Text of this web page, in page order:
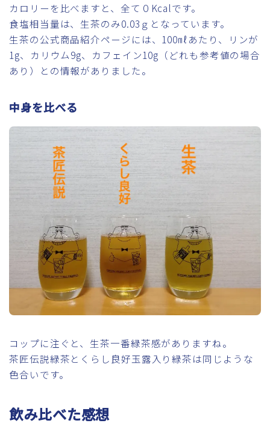
カロリーを比べますと、全て０Kcalです。
食塩相当量は、生茶のみ0.03ｇとなっています。
生茶の公式商品紹介ページには、100㎖あたり、リンが
1g、カリウム9g、カフェイン10g（どれも参考値の場合
あり）との情報がありました。
中身を比べる
コップに注ぐと、生茶一番緑茶感がありますね。
茶匠伝説緑茶とくらし良好玉露入り緑茶は同じような
色合いです。
飲み比べた感想